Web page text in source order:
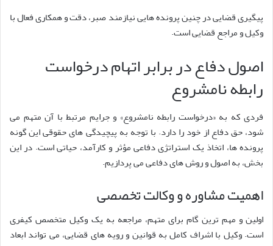
پیگیری قضایی در چنین پرونده هایی نیازمند صبر، دقت و همکاری فعال با
وکیل و مراجع قضایی است.
اصول دفاع در برابر اتهام درخواست
رابطه نامشروع
فردی که به «درخواست رابطه نامشروع» و جرایم مرتبط با آن متهم می
شود، حق دفاع از خود را دارد. با توجه به پیچیدگی های حقوقی این گونه
پرونده ها، اتخاذ یک استراتژی دفاعی مؤثر و کارآمد، حیاتی است. در این
بخش، به اصول و روش های دفاعی می پردازیم.
اهمیت مشاوره و وکالت تخصصی
اولین و مهم ترین گام برای متهم، مراجعه به یک وکیل متخصص کیفری
است. وکیل با اشراف کامل به قوانین و رویه های قضایی، می تواند ابعاد